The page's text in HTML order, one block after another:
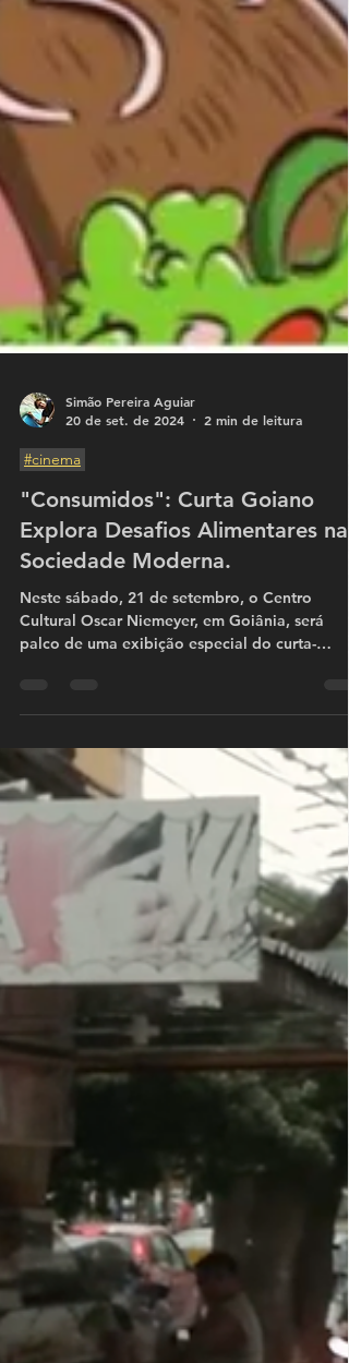
Simão Pereira Aguiar
20 de set. de 2024
#cinema
"Consumidos": Curta Goiano
Explora Desafios Alimentares na
Sociedade Moderna.
Neste sábado, 21 de setembro, o Centro
Cultural Oscar Niemeyer, em Goiânia, será